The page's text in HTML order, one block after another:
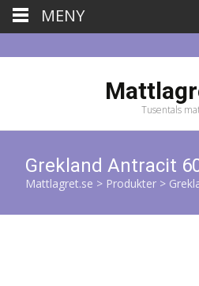
Tusentals
Grekland Antracit
Mattlagret.se > Produkter >
MENY